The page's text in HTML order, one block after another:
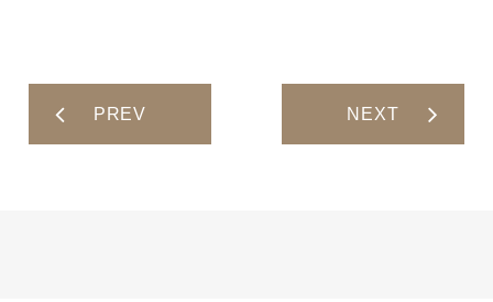
投稿ナビゲーション